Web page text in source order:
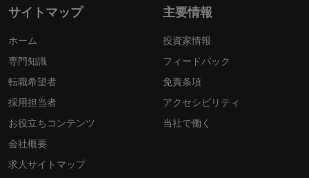
サイトマップ
ホーム
専門知識
転職希望者
採用担当者
お役立ちコンテンツ
会社概要
求人サイトマップ
主要情報
投資家情報
フィードバック
免責条項
アクセシビリティ
当社で働く